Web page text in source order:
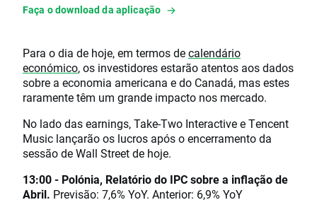
Faça o download da aplicação
Para o dia de hoje, em termos decalendário
económico, os investidores estarão atentos aos dados
sobre a economia americana e do Canadá, mas estes
raramente têm um grande impacto nos mercado.
No lado das earnings, Take-Two Interactive e Tencent
Music lançarão os lucros após o encerramento da
sessão de Wall Street de hoje.
13:00 - Polónia, Relatório do IPC sobre a inflação de
Abril. Previsão: 7,6% YoY. Anterior: 6,9% YoY